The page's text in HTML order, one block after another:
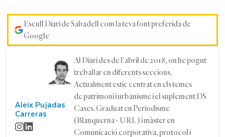
Escull Diari de Sabadell com la teva font preferida de
Google
Aleix Pujadas
Carreras
Al Diari des de l'abril de 2018, on he pogut
treballar en diferents seccions.
Actualment estic centrat en els temes
de patrimoni i urbanisme i el suplement DS
Cases. Graduat en Periodisme
(Blanquerna - URL) i màster en
Comunicació corporativa, protocol i